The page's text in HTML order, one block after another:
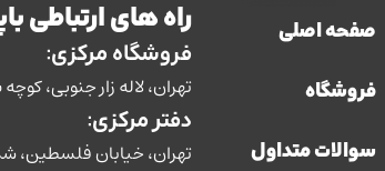
صفحه اصلی
فروشگاه
سوالات متداول
راه های ارتباطی
فروشگاه مرکزی:
تهران، لاله زار جنوبی، کوچه بوشهری، پلاک 36،
دفتر مرکزی:
تهران، خیابان فلسطین،